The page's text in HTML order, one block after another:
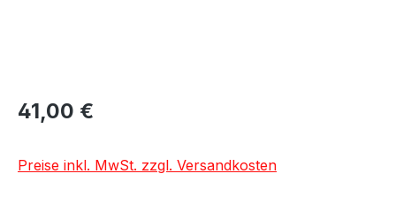
41,00 €
Preise inkl. MwSt. zzgl. Versandkosten